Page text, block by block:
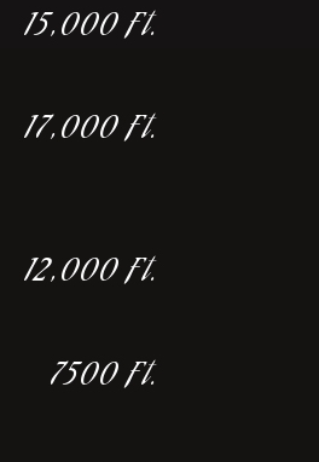
15,000 Ft.
17,000 Ft.
12,000 Ft.
7500 Ft.